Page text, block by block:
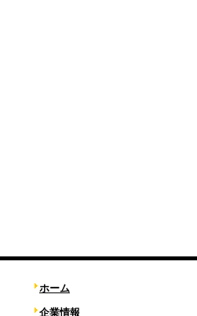
ホーム
企業情報